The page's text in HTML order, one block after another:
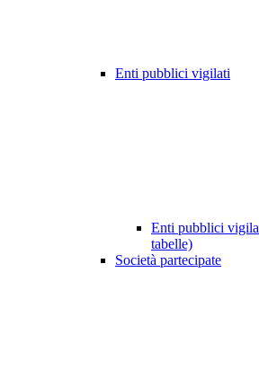
Enti pubblici vigilati
Enti pubblici
tabelle)
Società partecipate